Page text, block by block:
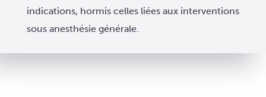
indications, hormis celles liées aux interventions
sous anesthésie générale.